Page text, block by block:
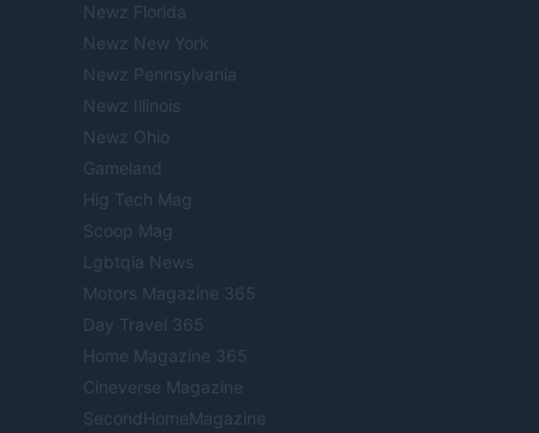
Newz Florida
Newz New York
Newz Pennsylvania
Newz Illinois
Newz Ohio
Gameland
Hig Tech Mag
Scoop Mag
Lgbtqia News
Motors Magazine 365
Day Travel 365
Home Magazine 365
Cineverse Magazine
SecondHomeMagazine